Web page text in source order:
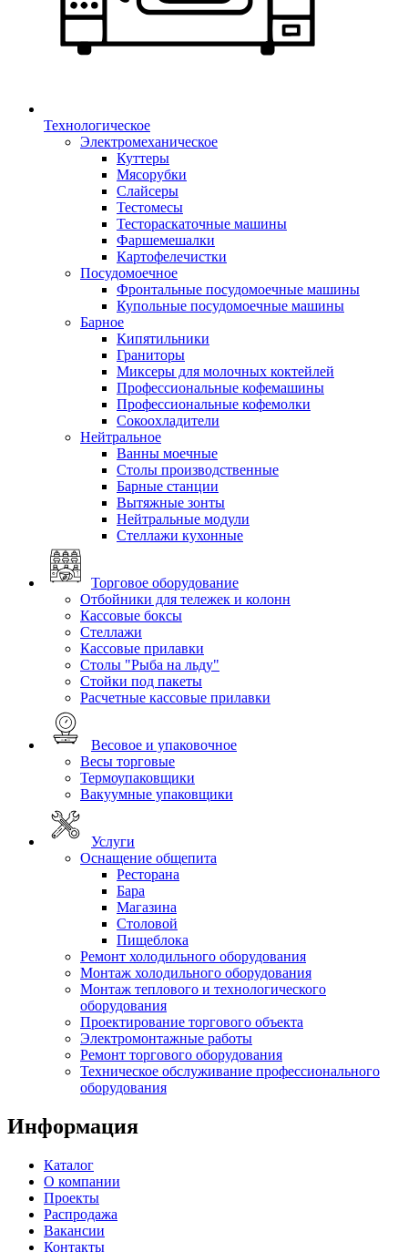
Технологическое
Электромеханическое
Куттеры
Мясорубки
Слайсеры
Тестомесы
Тестораскаточные машины
Фаршемешалки
Картофелечистки
Посудомоечное
Фронтальные посудомоечные машины
Купольные посудомоечные машины
Барное
Кипятильники
Граниторы
Миксеры для молочных коктейлей
Профессиональные кофемашины
Профессиональные кофемолки
Сокоохладители
Нейтральное
Ванны моечные
Столы производственные
Барные станции
Вытяжные зонты
Нейтральные модули
Стеллажи кухонные
Торговое оборудование
Отбойники для тележек и колонн
Кассовые боксы
Стеллажи
Кассовые прилавки
Столы "Рыба на льду"
Стойки под пакеты
Расчетные кассовые прилавки
Весовое и упаковочное
Весы торговые
Термоупаковщики
Вакуумные упаковщики
Услуги
Оснащение общепита
Ресторана
Бара
Магазина
Столовой
Пищеблока
Ремонт холодильного оборудования
Монтаж холодильного оборудования
Монтаж теплового и технологического
оборудования
Проектирование торгового объекта
Электромонтажные работы
Ремонт торгового оборудования
Техническое обслуживание профессионального
оборудования
Информация
Каталог
О компании
Проекты
Распродажа
Вакансии
Контакты